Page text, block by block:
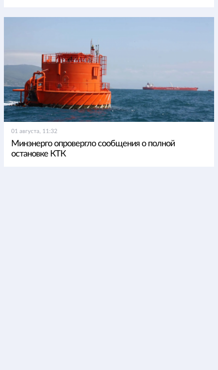
01 августа, 11:32
Минэнерго опровергло сообщения о полной
остановке КТК